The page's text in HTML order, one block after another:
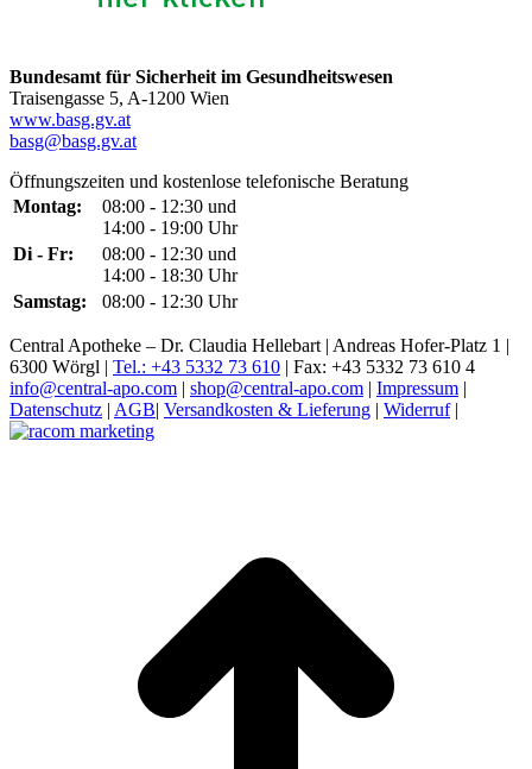
Bundesamt für Sicherheit im Gesundheitswesen
Traisengasse 5, A-1200 Wien
www.basg.gv.at
basg@basg.gv.at
Öffnungszeiten und kostenlose telefonische Beratung
Montag:
08:00 - 12:30 und
14:00 - 19:00 Uhr
Di - Fr:
08:00 - 12:30 und
14:00 - 18:30 Uhr
Samstag:
08:00 - 12:30 Uhr
Central Apotheke – Dr. Claudia Hellebart | Andreas Hofer-Platz 1 |
6300 Wörgl | Tel.: +43 5332 73 610 | Fax: +43 5332 73 610 4
info@central-apo.com | shop@central-apo.com | Impressum |
Datenschutz | AGB| Versandkosten & Lieferung | Widerruf|